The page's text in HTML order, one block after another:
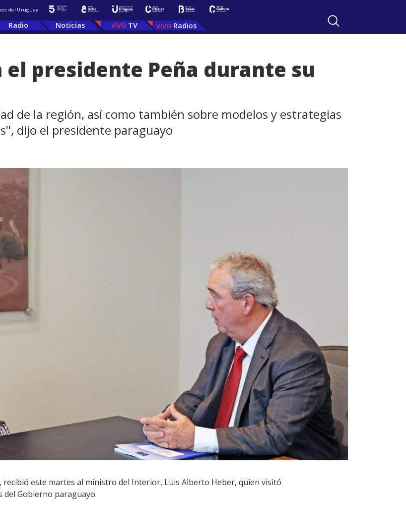
del Uruguay
Radio Noticias TV Radios
presidente Peña durante su
de la región, así como también sobre modelos y estrategias
dijo el presidente paraguayo
recibió este martes al ministro del Interior, Luis Alberto Heber, quien visitó
Gobierno paraguayo.